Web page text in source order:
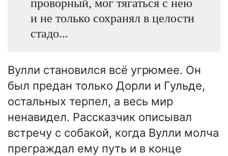
и не только сохранял в целости
стадо...
Вулли становился всё угрюмее. Он
был предан только Дорли и Гульде,
остальных терпел, а весь мир
ненавидел. Рассказчик описывал
встречу с собакой, когда Вулли молча
преграждал ему путь и в конце